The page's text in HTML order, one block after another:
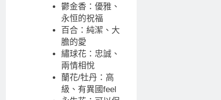
鬱金香：優雅、
永恒的祝福
百合：純潔、大
膽的愛
繡球花：忠誠、
兩情相悅
蘭花/牡丹：高
級、有異國feel